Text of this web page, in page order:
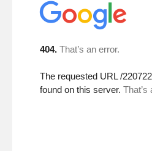
Com bastante lábia,
produtos no
acompanhada de uma
a venda. Seja porque
urgência, ou
desapegando do produto.